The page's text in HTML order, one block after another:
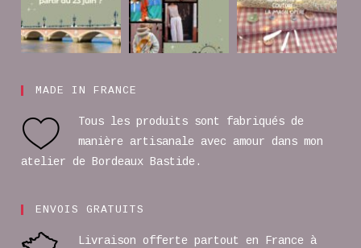
MADE IN FRANCE
Tous les produits sont fabriqués de
manière artisanale avec amour dans mon
atelier de Bordeaux Bastide.
ENVOIS GRATUITS
Livraison offerte partout en France à